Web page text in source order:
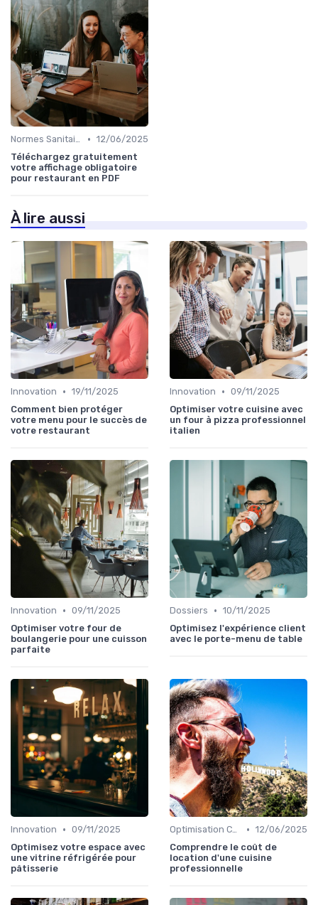
Normes Sanitaires • 12/06/2025
Téléchargez gratuitement
votre affichage obligatoire
pour restaurant en PDF
À lire aussi
Innovation • 19/11/2025
Comment bien protéger
votre menu pour le succès de
votre restaurant
Innovation • 09/11/2025
Optimiser votre cuisine avec
un four à pizza professionnel
italien
Innovation • 09/11/2025
Optimiser votre four de
boulangerie pour une cuisson
parfaite
Dossiers • 10/11/2025
Optimisez l'expérience client
avec le porte-menu de table
Innovation • 09/11/2025
Optimisez votre espace avec
une vitrine réfrigérée pour
pâtisserie
Optimisation Coûts • 12/06/2025
Comprendre le coût de
location d'une cuisine
professionnelle